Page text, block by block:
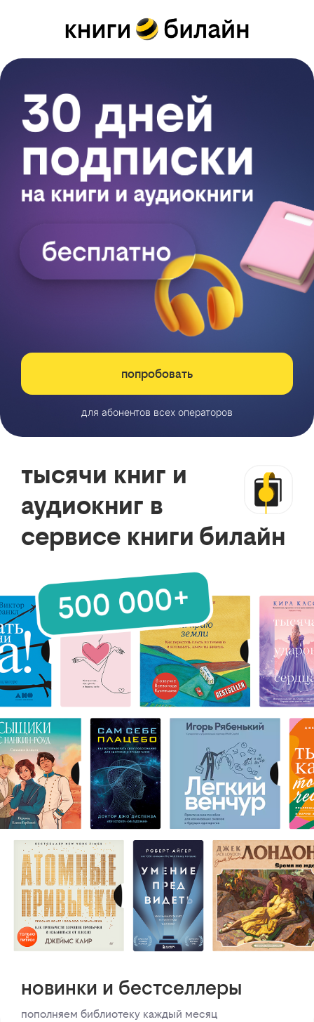
попробовать
для абонентов всех операторов
тысячи книг и
аудиокниг в
сервисе книги билайн
новинки и бестселлеры
пополняем библиотеку каждый месяц